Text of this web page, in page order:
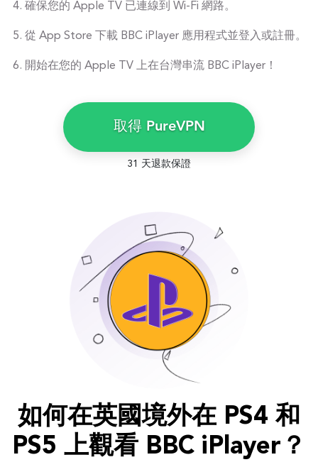
確保您的 Apple TV 已連線到 Wi-Fi 網路。
從 App Store 下載 BBC iPlayer 應用程式並登入或註冊。
開始在您的 Apple TV 上在台灣串流 BBC iPlayer！
取得 PureVPN
31 天退款保證
如何在英國境外在 PS4 和
PS5 上觀看 BBC iPlayer？